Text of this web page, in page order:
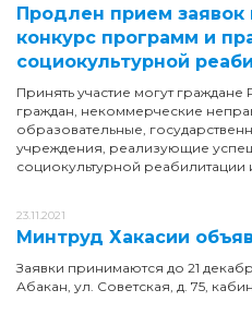
Продлен прием
конкурс программ и
социокультурной
Принять участие могут
граждан, некоммерческие
образовательные,
учреждения, реализующие
социокультурной реабилитации
23.11.2021
Минтруд Хакасии
Заявки принимаются до 21
Абакан, ул. Советская, д. 75,